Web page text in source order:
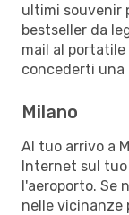
ultimi souvenir
bestseller da
mail al
concederti una
Milano
Al tuo arrivo a
Internet sul
l'aeroporto. Se
nelle vicinanze